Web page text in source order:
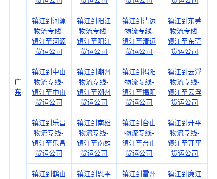
广
东
镇江到河源
物流专线-
镇江至河源
货运公司
镇江到阳江
物流专线-
镇江至阳江
货运公司
镇江到清远
物流专线-
镇江至清远
货运公司
镇江到东莞
物流专线-
镇江至东莞
货运公司
镇江到中山
物流专线-
镇江至中山
货运公司
镇江到潮州
物流专线-
镇江至潮州
货运公司
镇江到揭阳
物流专线-
镇江至揭阳
货运公司
镇江到云浮
物流专线-
镇江至云浮
货运公司
镇江到乐昌
物流专线-
镇江至乐昌
货运公司
镇江到南雄
物流专线-
镇江至南雄
货运公司
镇江到台山
物流专线-
镇江至台山
货运公司
镇江到开平
物流专线-
镇江至开平
货运公司
镇江到鹤山
镇江到恩平
镇江到雷州
镇江到廉江